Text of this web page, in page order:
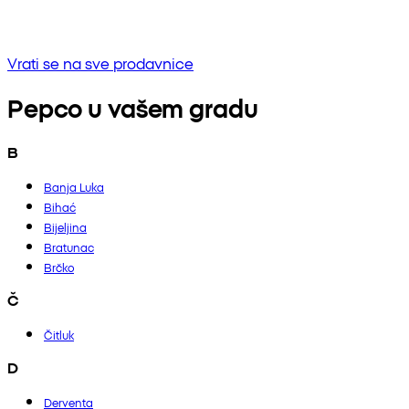
Vrati se na sve prodavnice
Pepco u vašem gradu
B
Banja Luka
Bihać
Bijeljina
Bratunac
Brčko
Č
Čitluk
D
Derventa